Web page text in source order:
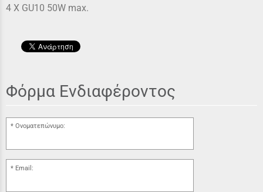
4 X GU10 50W max.
Φόρμα Ενδιαφέροντος
Ονοματεπώνυμο:
Email: